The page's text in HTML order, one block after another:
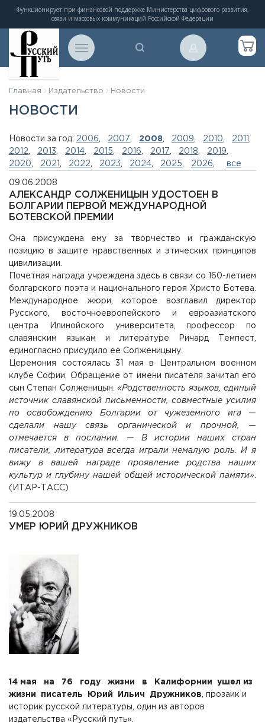
Функционирует при финансовой поддержке Министерства цифрового развития,
связи и массовых коммуникаций Российской Федерации
Главная Издательство Новости
НОВОСТИ
Новости за год: 2006 2007 2008 2009 2010 2011
2012
2013 2014 2015 2016 2017 2018 2019
2020
2021 2022 2023 2024 2025 2026 все
09.06.2008
АЛЕКСАНДР СОЛЖЕНИЦЫН УДОСТОЕН В
БОЛГАРИИ ПЕРВОЙ МЕЖДУНАРОДНОЙ
БОТЕВСКОЙ ПРЕМИИ
Она присуждена ему за творчество и гражданскую
позицию в защите нравственных и этических принципов
цивилизации.
Почетная награда учреждена здесь в связи со 160-летием
болгарского поэта и национального героя Христо Ботева.
Международное жюри, которое возглавил директор
Русского, восточноевропейского и евроазиатского
центра Илинойского университета, профессор по
славянским языкам и литературе Ричард Темпест,
единогласно присудило ее Солженицыну.
Церемония состоялась 31 мая в Центральном военном
клубе Софии. Обращение от имени писателя зачитал его
сын Степан Солженицын.«Родственность языков, единый
источник славянской письменности, совместные усилия
по освобождению Болгарии от чужеземного ига —
сделали нашу связь органической и прочной, —
отмечается в послании. — В истории наших стран
писатели, литература всегда играли немалую роль. И я
вижу в вашей награде проявление родства наших
культур и глубину нашей общей исторической памяти»
(ИТАР-ТАСС)
19.05.2008
УМЕР ЮРИЙ ДРУЖНИКОВ
14 мая на 76 году жизни в Калифорнии ушел из
жизни писатель Юрий Ильич Дружников , прозаик и
историк русской литературы, один из авторов
издательства «Русский путь».